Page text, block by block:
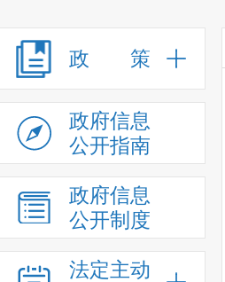
政 策
政府信息
公开指南
政府信息
公开制度
法定主动